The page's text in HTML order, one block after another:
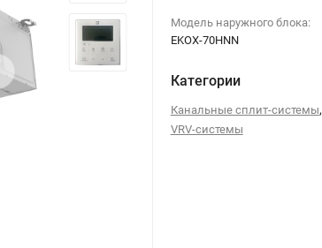
Модель наружного блока:
EKOX-70HNN
Категории
Канальные сплит-системы,
VRV-системы